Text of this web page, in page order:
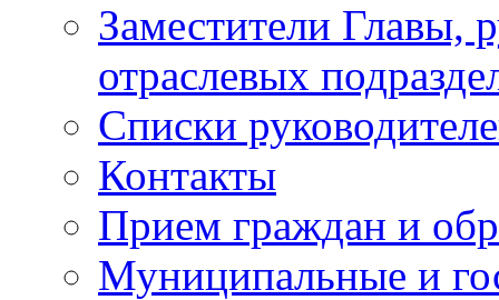
Заместители Главы,
отраслевых
Списки
Контакты
Прием граждан и
Муниципальные и